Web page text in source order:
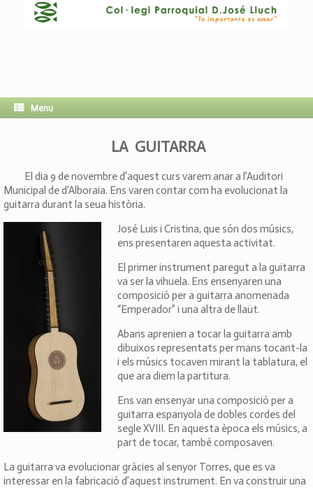
Menu
LA GUITARRA
El dia 9 de novembre d’aquest curs varem anar a l’Auditori
Municipal de d’Alboraia. Ens varen contar com ha evolucionat la
guitarra durant la seua història.
José Luis i Cristina, que són dos músics,
ens presentaren aquesta activitat.
El primer instrument paregut a la guitarra
va ser la vihuela. Ens ensenyaren una
composició per a guitarra anomenada
“Emperador” i una altra de llaüt.
Abans aprenien a tocar la guitarra amb
dibuixos representats per mans tocant-la
i els músics tocaven mirant la tablatura, el
que ara diem la partitura.
Ens van ensenyar una composició per a
guitarra espanyola de dobles cordes del
segle XVIII. En aquesta època els músics, a
part de tocar, també composaven.
La guitarra va evolucionar gràcies al senyor Torres, que es va
interessar en la fabricació d’aquest instrument. En va construir una